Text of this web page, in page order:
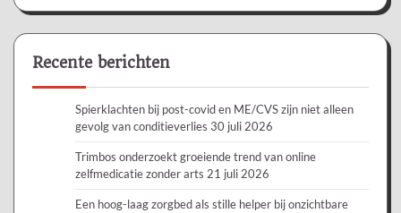
Recente berichten
Spierklachten bij post-covid en ME/CVS zijn niet alleen
gevolg van conditieverlies 30 juli 2026
Trimbos onderzoekt groeiende trend van online
zelfmedicatie zonder arts 21 juli 2026
Een hoog-laag zorgbed als stille helper bij onzichtbare